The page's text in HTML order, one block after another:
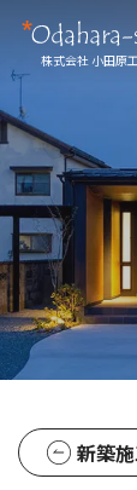
株式会社 小田原
新築